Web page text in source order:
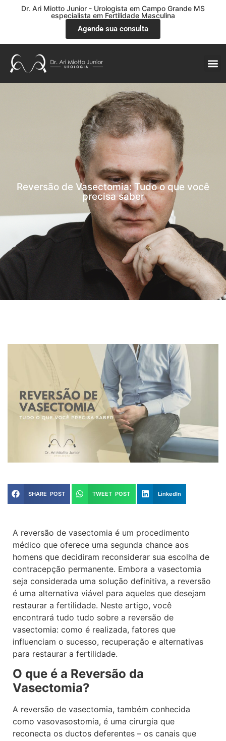
Dr. Ari Miotto Junior - Urologista em Campo Grande MS
especialista em Fertilidade Masculina
Agende sua consulta
Reversão de Vasectomia: Tudo o que você
precisa saber
SHARE POST TWEET POST LinkedIn
A reversão de vasectomia é um procedimento
médico que oferece uma segunda chance aos
homens que decidiram reconsiderar sua escolha de
contracepção permanente. Embora a vasectomia
seja considerada uma solução definitiva, a reversão
é uma alternativa viável para aqueles que desejam
restaurar a fertilidade. Neste artigo, você
encontrará tudo tudo sobre a reversão de
vasectomia: como é realizada, fatores que
influenciam o sucesso, recuperação e alternativas
para restaurar a fertilidade.
O que é a Reversão da
Vasectomia?
A reversão de vasectomia, também conhecida
como vasovasostomia, é uma cirurgia que
reconecta os ductos deferentes – os canais que